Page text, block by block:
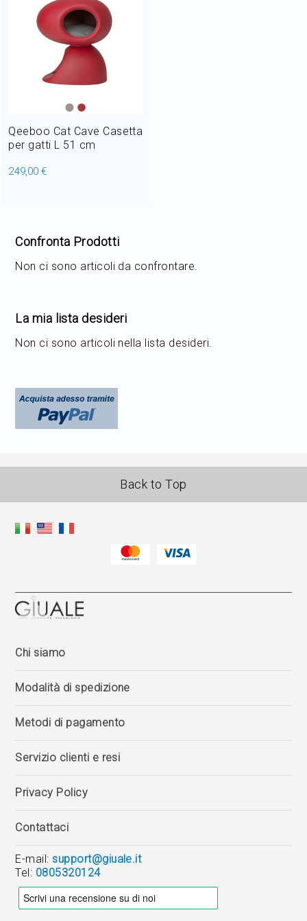
Home Decor
Outlet
Il mio Account
Qeeboo Cat Cave Casetta
per gatti L 51 cm
249,00 €
Confronta Prodotti
Non ci sono articoli da confrontare.
La mia lista desideri
Non ci sono articoli nella lista desideri.
Back to Top
Chi siamo
Modalità di spedizione
Metodi di pagamento
Servizio clienti e resi
Privacy Policy
Contattaci
E-mail: support@giuale.it
Tel: 0805320124